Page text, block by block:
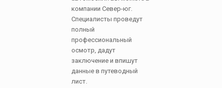
компании Север-юг.
Специалисты проведут
полный
профессиональный
осмотр, дадут
заключение и впишут
данные в путеводный
лист.